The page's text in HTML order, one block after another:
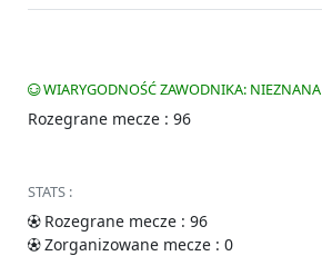
WIARYGODNOŚĆ ZAWODNIKA: NIEZNANA
Rozegrane mecze : 96
STATS :
Rozegrane mecze : 96
Zorganizowane mecze : 0